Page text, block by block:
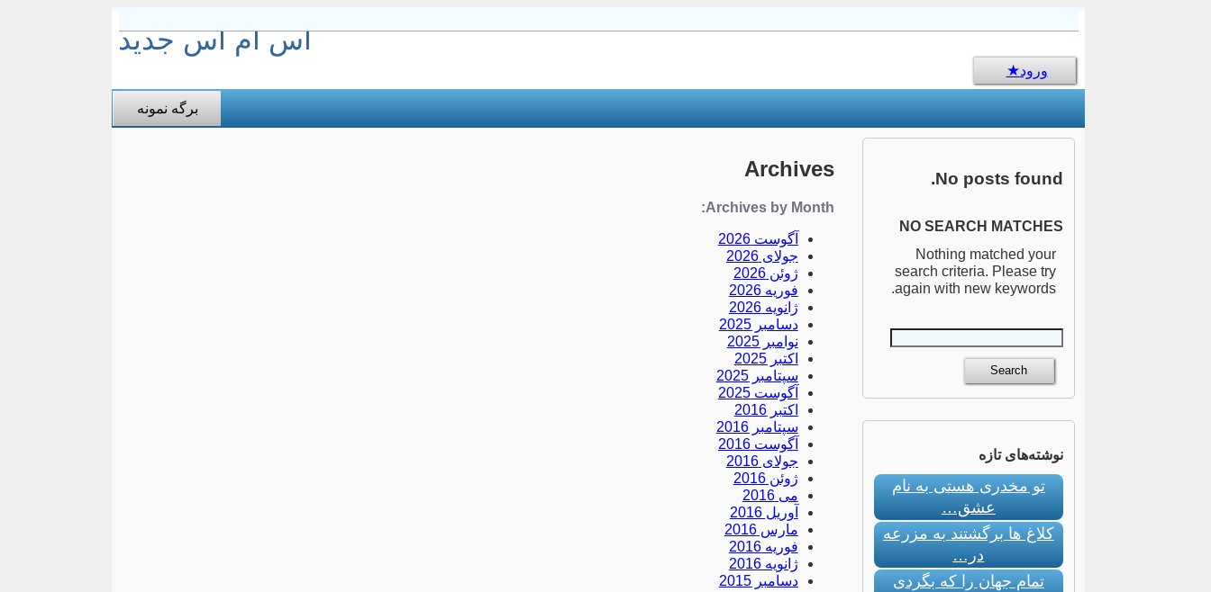
اس ام اس جدید
ورود
برگه نمونه
Archives
Archives by Month:
آگوست 2026
جولای 2026
ژوئن 2026
فوریه 2026
ژانویه 2026
دسامبر 2025
نوامبر 2025
اکتبر 2025
سپتامبر 2025
آگوست 2025
اکتبر 2016
سپتامبر 2016
آگوست 2016
جولای 2016
ژوئن 2016
می 2016
آوریل 2016
مارس 2016
فوریه 2016
ژانویه 2016
دسامبر 2015
No posts found.
NO SEARCH MATCHES
Nothing matched your
search criteria. Please try
again with new keywords.
نوشته‌های تازه
تو مخدری هستی به نام
عشق…
کلاغ ها برگشتند به مزرعه
در…
تمام جهان را که بگردی